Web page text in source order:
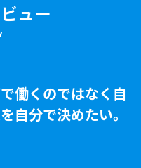
ュー
働くのではなく自
自分で決めたい。